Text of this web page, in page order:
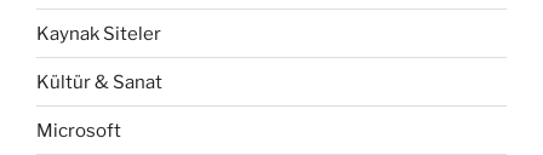
Kaynak Siteler
Kültür & Sanat
Microsoft